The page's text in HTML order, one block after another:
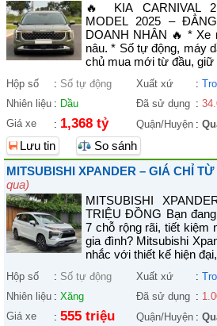
🔥 KIA CARNIVAL
MODEL 2025 –
DOANH NHÂN 🔥 * Xe
nâu. * Số tự động, máy
chủ mua mới từ đầu, giữ
Hộp số : Số tự động Xuất xứ :
Nhiên liệu : Dầu Đã sử dụng :
Giá xe
: 1,368 tỷ Quận/Huyện :
Lưu tin
So sánh
MITSUBISHI XPANDER – GIÁ CHỈ
qua)
MITSUBISHI
TRIỆU ĐỒNG Bạn
7 chỗ rộng rãi, tiết kiệm
gia đình? Mitsubishi
nhắc với thiết kế hiện
Hộp số : Số tự động Xuất xứ :
Nhiên liệu : Xăng Đã sử dụng :
Giá xe
: 555 triệu Quận/Huyện :